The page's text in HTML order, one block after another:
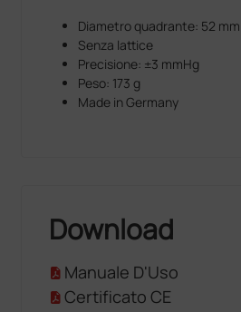
Diametro quadrante: 52 mm
Senza lattice
Precisione: ±3 mmHg
Peso: 173 g
Made in Germany
Download
Manuale D'Uso
Certificato CE